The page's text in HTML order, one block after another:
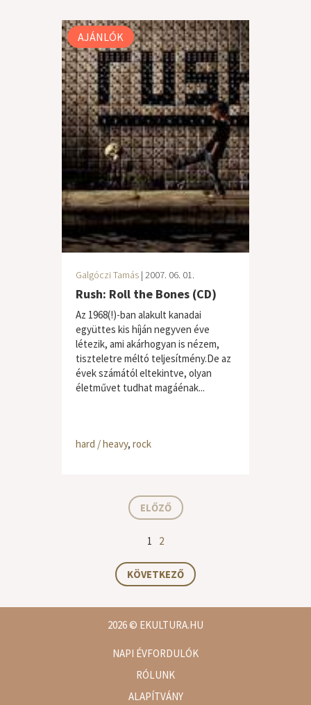
AJÁNLÓK
Galgóczi Tamás | 2007. 06. 01.
Rush: Roll the Bones (CD)
Az 1968(!)-ban alakult kanadai
együttes kis híján negyven éve
létezik, ami akárhogyan is nézem,
tiszteletre méltó teljesítmény.De az
évek számától eltekintve, olyan
életművet tudhat magáénak...
hard / heavy, rock
ELŐZŐ
1 2
KÖVETKEZŐ
2026© EKULTURA.HU
NAPI ÉVFORDULÓK
RÓLUNK
ALAPÍTVÁNY